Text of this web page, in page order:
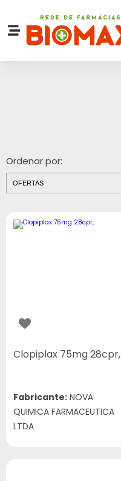
Ordenar por:
Clopiplax 75mg 28cpr,
Fabricante: NOVA
QUIMICA FARMACEUTICA
LTDA